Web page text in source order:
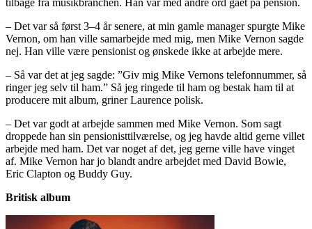
– Det var så først 3–4 år senere, at min gamle manager spurgte Mike
Vernon, om han ville samarbejde med mig, men Mike Vernon sagde
nej. Han ville være pensionist og ønskede ikke at arbejde mere.
– Så var det at jeg sagde: ”Giv mig Mike Vernons telefonnummer, så
ringer jeg selv til ham.” Så jeg ringede til ham og bestak ham til at
producere mit album, griner Laurence polisk.
– Det var godt at arbejde sammen med Mike Vernon. Som sagt
droppede han sin pensionisttilværelse, og jeg havde altid gerne villet
arbejde med ham. Det var noget af det, jeg gerne ville have vinget
af. Mike Vernon har jo blandt andre arbejdet med David Bowie,
Eric Clapton og Buddy Guy.
Britisk album